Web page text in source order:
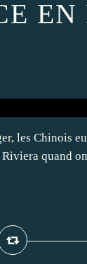
les Chinois
quand